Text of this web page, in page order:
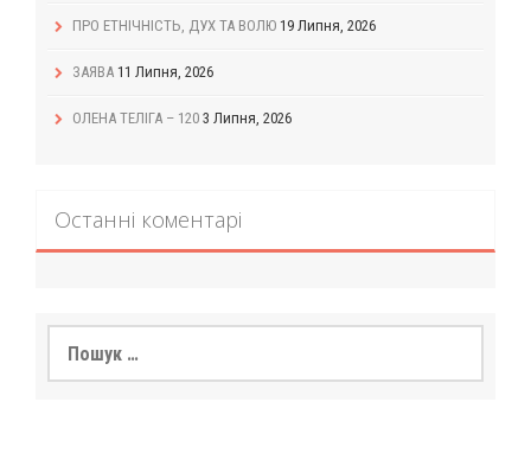
ПРО ЕТНІЧНІСТЬ, ДУХ ТА ВОЛЮ 19 Липня, 2026
ЗАЯВА 11 Липня, 2026
ОЛЕНА ТЕЛІГА – 120 3 Липня, 2026
Останні коментарі